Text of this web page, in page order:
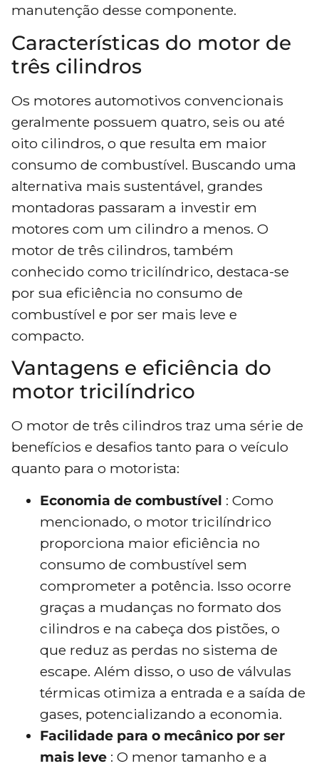
manutenção desse componente.
Características do motor de
três cilindros
Os motores automotivos convencionais
geralmente possuem quatro, seis ou até
oito cilindros, o que resulta em maior
consumo de combustível. Buscando uma
alternativa mais sustentável, grandes
montadoras passaram a investir em
motores com um cilindro a menos. O
motor de três cilindros, também
conhecido como tricilíndrico, destaca-se
por sua eficiência no consumo de
combustível e por ser mais leve e
compacto.
Vantagens e eficiência do
motor tricilíndrico
O motor de três cilindros traz uma série de
benefícios e desafios tanto para o veículo
quanto para o motorista:
Economia de combustível : Como
mencionado, o motor tricilíndrico
proporciona maior eficiência no
consumo de combustível sem
comprometer a potência. Isso ocorre
graças a mudanças no formato dos
cilindros e na cabeça dos pistões, o
que reduz as perdas no sistema de
escape. Além disso, o uso de válvulas
térmicas otimiza a entrada e a saída de
gases, potencializando a economia.
Facilidade para o mecânico por ser
mais leve : O menor tamanho e a